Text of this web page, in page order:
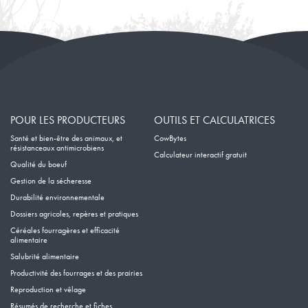
POUR LES PRODUCTEURS
Santé et bien-être des animaux, et
résistanceaux antimicrobiens
Qualité du boeuf
Gestion de la sécheresse
Durabilité environnementale
Dossiers agricoles, repères et pratiques
Céréales fourragères et efficacité
alimentaire
Salubrité alimentaire
Productivité des fourrages et des prairies
Reproduction et vêlage
OUTILS ET CALCULATRICES
CowBytes
Calculateur interactif gratuit